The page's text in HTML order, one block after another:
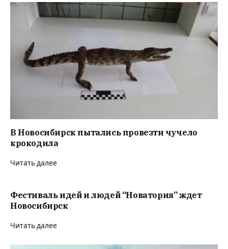
В Новосибирск пытались провезти чучело
крокодила
Читать далее
Фестиваль идей и людей “Новатория” ждет
Новосибирск
Читать далее